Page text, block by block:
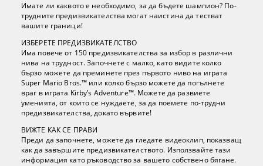
Имате ли каквото е необходимо, за да бъдете шампион? По-
трудните предизвикателства могат наистина да тестват
вашите граници!
ИЗБЕРЕТЕ ПРЕДИЗВИКАТЕЛСТВО
Има повече от 150 предизвикателства за избор в различни
нива на трудност. Започнете с малко, като видите колко
бързо можете да преминете през първото ниво на играта
Super Mario Bros.™ или колко бързо можете да погълнете
враг в играта Kirby’s Adventure™. Можете да развиете
уменията, от които се нуждаете, за да поемете по-трудни
предизвикателства, докато вървите!
ВИЖТЕ КАК СЕ ПРАВИ
Преди да започнете, можете да гледате видеоклип, показващ
как да завършите предизвикателството. Използвайте тази
информация като ръководство за вашето собствено бягане.